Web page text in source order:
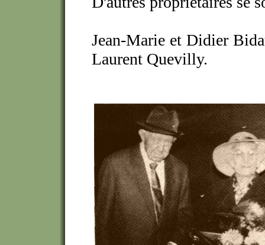
Jean-Marie et Didier
Laurent Quevilly.